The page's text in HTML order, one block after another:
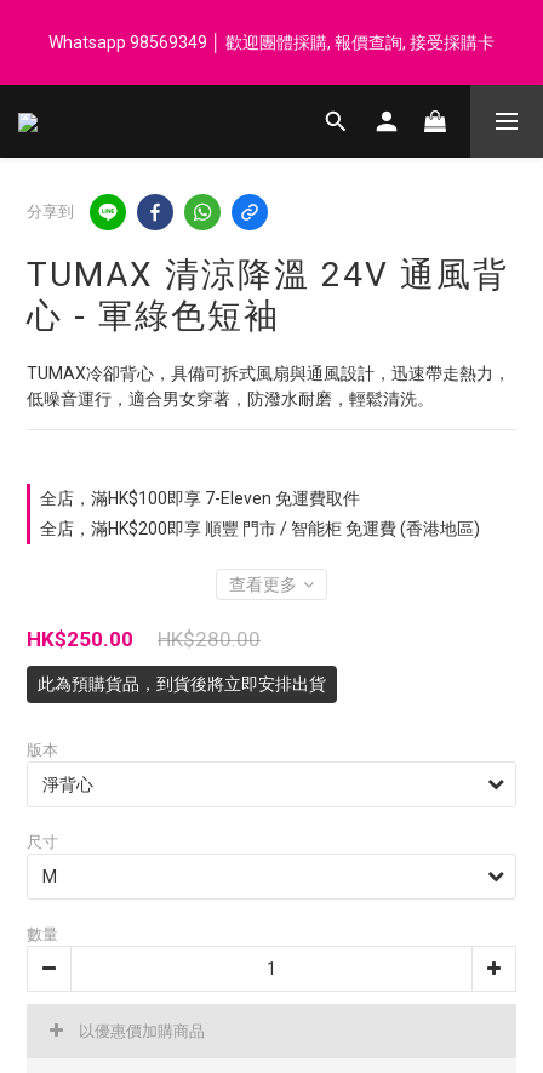
汗毛巾 韓國制 送完即止
Whatsapp 98569349 │ 歡迎團體採購, 報價查詢, 接受採購卡
登記會員享每$50回贈$1 │ 滿HK$899 送 N-rit Campack Towel 吸
分享到
TUMAX 清涼降溫 24V 通風背
心 - 軍綠色短袖
TUMAX冷卻背心，具備可拆式風扇與通風設計，迅速帶走熱力，
低噪音運行，適合男女穿著，防潑水耐磨，輕鬆清洗。
全店，滿HK$100即享 7-Eleven 免運費取件
全店，滿HK$200即享 順豐 門市 / 智能柜 免運費 (香港地區)
查看更多
HK$280.00
HK$250.00
此為預購貨品，到貨後將立即安排出貨
版本
尺寸
數量
以優惠價加購商品